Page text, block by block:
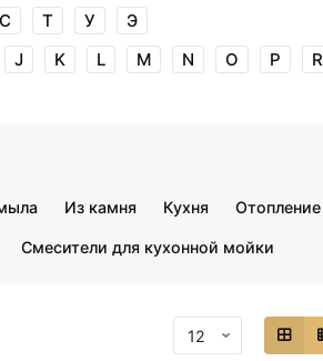
J K L M N O P R
С Т У Э
Из камня Кухня Отопление
Смесители для кухонной мойки